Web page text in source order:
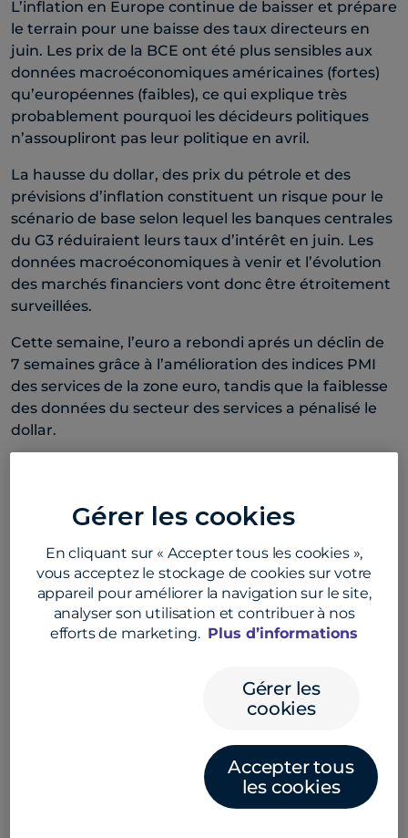
L’inflation en Europe continue de baisser et prépare
le terrain pour une baisse des taux directeurs en
juin. Les prix de la BCE ont été plus sensibles aux
données macroéconomiques américaines (fortes)
qu’européennes (faibles), ce qui explique très
probablement pourquoi les décideurs politiques
n’assoupliront pas leur politique en avril.
La hausse du dollar, des prix du pétrole et des
prévisions d’inflation constituent un risque pour le
scénario de base selon lequel les banques centrales
du G3 réduiraient leurs taux d’intérêt en juin. Les
données macroéconomiques à venir et l’évolution
des marchés financiers vont donc être étroitement
surveillées.
Cette semaine, l’euro a rebondi aprés un déclin de
7 semaines grâce à l’amélioration des indices PMI
des services de la zone euro, tandis que la faiblesse
des données du secteur des services a pénalisé le
dollar.
plus bas niveau depuis 2 ans, et l’enquête de la BoE
croissance des salaires fournit une preuve
supplémentaire que l’inflation au Royaume-Uni est
en baisse.
La décision sur les taux de la zone euro et l’inflation
des prochains jours, alors que les investisseurs
évalueront la probabilité que les banques centrales
Gérer les cookies
En cliquant sur « Accepter tous les cookies »,
vous acceptez le stockage de cookies sur votre
appareil pour améliorer la navigation sur le site,
analyser son utilisation et contribuer à nos
efforts de marketing. Plus d’informations
Gérer les
cookies
Accepter tous
les cookies